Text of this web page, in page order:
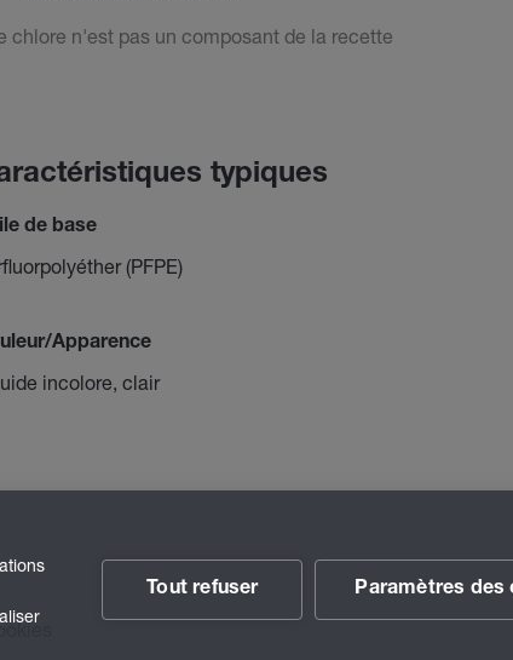
chlore n'est pas un composant de la recette
typiques
de base
(PFPE)
Apparence
incolore, clair
Tout refuser Paramètres des